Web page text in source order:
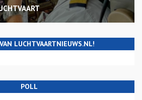
LUCHTVAARTNIEUWS.NL!
POLL